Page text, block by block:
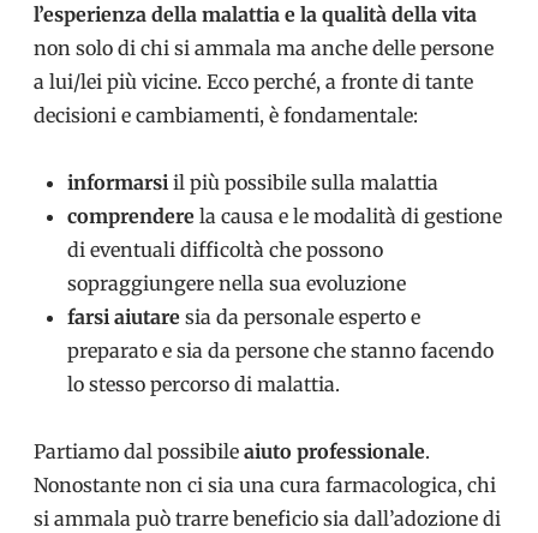
l’esperienza della malattia e la qualità della vita
non solo di chi si ammala ma anche delle persone
a lui/lei più vicine. Ecco perché, a fronte di tante
decisioni e cambiamenti, è fondamentale:
informarsi il più possibile sulla malattia
comprendere la causa e le modalità di gestione
di eventuali difficoltà che possono
sopraggiungere nella sua evoluzione
farsi aiutare sia da personale esperto e
preparato e sia da persone che stanno facendo
lo stesso percorso di malattia.
Partiamo dal possibile aiuto professionale.
Nonostante non ci sia una cura farmacologica, chi
si ammala può trarre beneficio sia dall’adozione di